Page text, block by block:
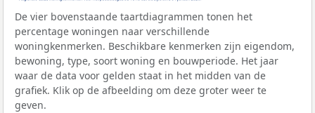
De vier bovenstaande taartdiagrammen tonen het
percentage woningen naar verschillende
woningkenmerken. Beschikbare kenmerken zijn eigendom,
bewoning, type, soort woning en bouwperiode. Het jaar
waar de data voor gelden staat in het midden van de
grafiek. Klik op de afbeelding om deze groter weer te
geven.